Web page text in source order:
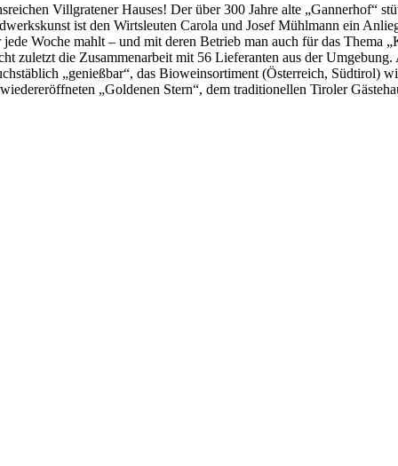
Villgratener Hauses! Der über 300 Jahre alte „Gannerhof“
ist den Wirtsleuten Carola und Josef Mühlmann ein
Woche mahlt – und mit deren Betrieb man auch für das Thema
zuletzt die Zusammenarbeit mit 56 Lieferanten aus der
„genießbar“, das Bioweinsortiment (Österreich, Südtirol)
„Goldenen Stern“, dem traditionellen Tiroler